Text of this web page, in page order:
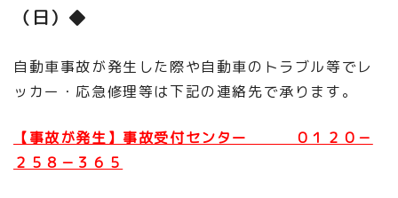
（日）◆
自動車事故が発生した際や自動車のトラブル等でレ
ッカー・応急修理等は下記の連絡先で承ります。
【事故が発生】事故受付センター ０１２０－
２５８－３６５